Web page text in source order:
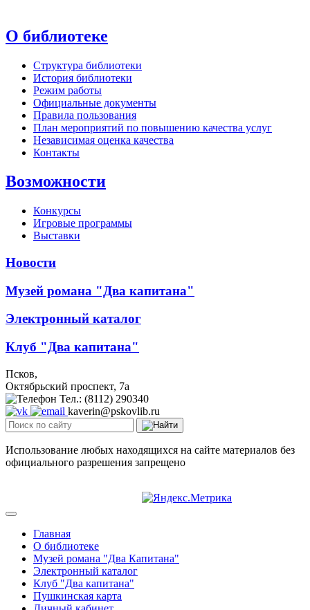
О библиотеке
Структура библиотеки
История библиотеки
Режим работы
Официальные документы
Правила пользования
План мероприятий по повышению качества услуг
Независимая оценка качества
Контакты
Возможности
Конкурсы
Игровые программы
Выставки
Новости
Музей романа "Два капитана"
Электронный каталог
Клуб "Два капитана"
Псков,
Октябрьский проспект, 7a
Тел.: (8112) 290340
kaverin@pskovlib.ru
Использование любых находящихся на сайте материалов без
официального разрешения запрещено
Главная
О библиотеке
Музей романа "Два Капитана"
Электронный каталог
Клуб "Два капитана"
Пушкинская карта